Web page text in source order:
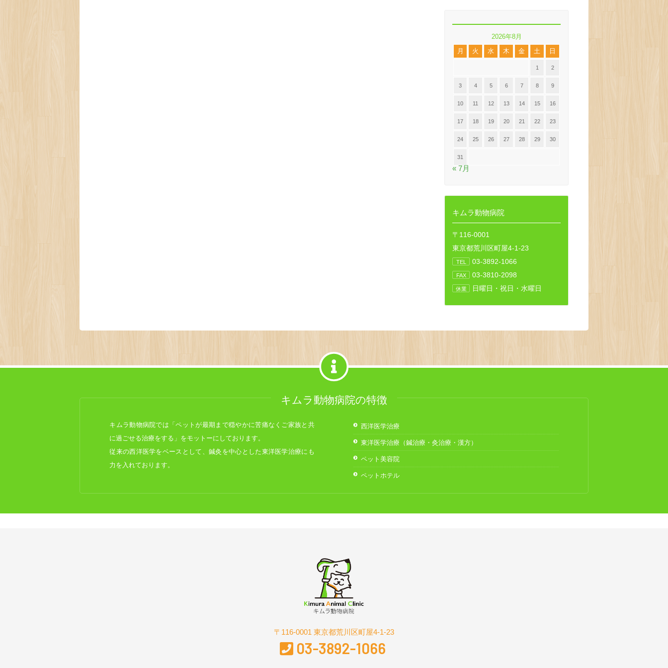
2026年8月
月
火 水 木 金 土 日
1 2
3 4 5 6 7 8 9
10 11 12 13 14 15 16
17 18 19 20 21 22 23
24 25 26 27 28 29 30
31
« 7月
キムラ動物病院
〒116-0001
東京都荒川区町屋4-1-23
TEL 03-3892-1066
FAX 03-3810-2098
休業 日曜日・祝日・水曜日
キムラ動物病院の特徴
キムラ動物病院では「ペットが最期まで穏やかに苦痛なくご家族と共
に過ごせる治療をする」をモットーにしております。
従来の西洋医学をベースとして、鍼灸を中心とした東洋医学治療にも
力を入れております。
西洋医学治療
東洋医学治療（鍼治療・灸治療・漢方）
ペット美容院
ペットホテル
〒116-0001 東京都荒川区町屋4-1-23
03-3892-1066